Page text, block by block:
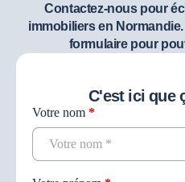
Contactez-nous pour
immobiliers en
formulaire pour
C'est ici que
Contact
recherche
Votre nom *